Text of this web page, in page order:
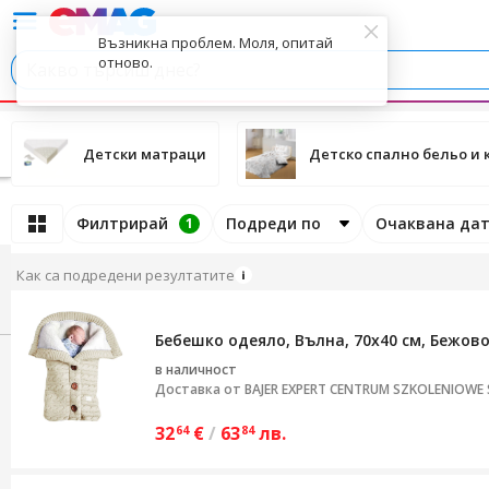
Детски матраци Детско спално бельо и
Филтрирай 1 Подреди по Очаквана
Как са подредени резултатите
Бебешко одеяло, Вълна, 70x40 см, Бежово
в наличност
Доставка от BAJER EXPERT CENTRUM
3264 €/ 6384 лв.